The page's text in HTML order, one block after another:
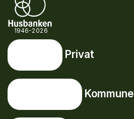
1946-2026
Snarveier
Privat
Kommune